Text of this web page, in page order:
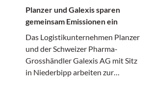
Planzer und Galexis sparen
gemeinsam Emissionen ein
Das Logistikunternehmen Planzer
und der Schweizer Pharma-
Grosshändler Galexis AG mit Sitz
in Niederbipp arbeiten zur